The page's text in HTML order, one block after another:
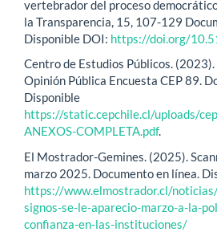
vertebrador del proceso
la Transparencia, 15, 107-129
Disponible DOI: https://doi.org/
Centro de Estudios Públicos.
Opinión Pública Encuesta CEP 89.
Disponible
https://static.cepchile.cl/uploads/
ANEXOS-COMPLETA.pdf.
El Mostrador-Gemines. (2025).
marzo 2025. Documento en línea.
https://www.elmostrador.cl/
signos-se-le-aparecio-marzo-a-la-
confianza-en-las-instituciones/